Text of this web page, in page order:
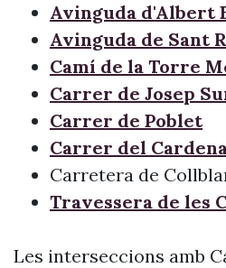
Avinguda d'Albert
Avinguda de Sant
Camí de la Torre
Carrer de Josep
Carrer de Poblet
Carrer del
Carretera de
Travessera de les
Les interseccions amb